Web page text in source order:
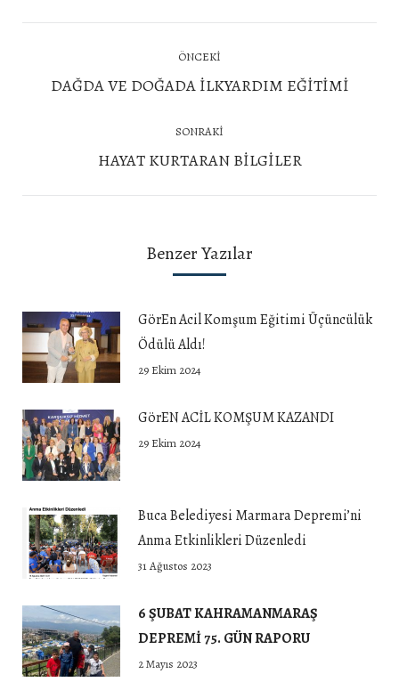
ÖNCEKI
Önceki
DAĞDA VE DOĞADA İLKYARDIM EĞİTİMİ
SONRAKI
Next
HAYAT KURTARAN BİLGİLER
Benzer Yazılar
GörEn Acil Komşum Eğitimi Üçüncülük
Ödülü Aldı!
29 Ekim 2024
GörEN ACİL KOMŞUM KAZANDI
29 Ekim 2024
Buca Belediyesi Marmara Depremi’ni
Anma Etkinlikleri Düzenledi
31 Ağustos 2023
6 ŞUBAT KAHRAMANMARAŞ
DEPREMİ 75. GÜN RAPORU
2 Mayıs 2023